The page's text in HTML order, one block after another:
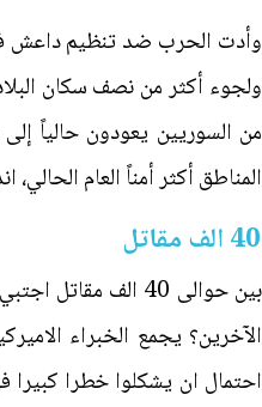
من السوريين يعودون حالياً
المناطق أكثر أمناً العام
40 الف مقاتل
بين حوالى 40
الآخرين؟ يجمع الخبراء
احتمال ان يشكلوا خطرا كبيرا